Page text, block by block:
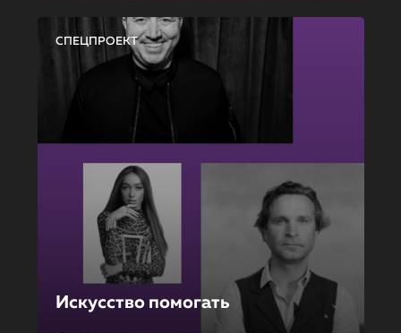
СПЕЦПРОЕКТ
Искусство помогать